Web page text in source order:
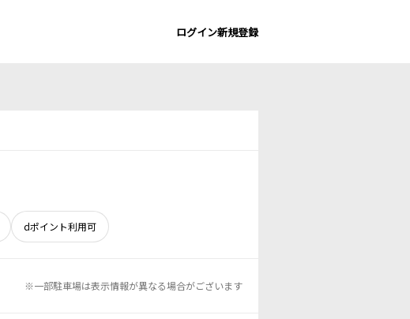
ログイン新規登録
dポイント利用可
※一部駐車場は表示情報が異なる場合がございます